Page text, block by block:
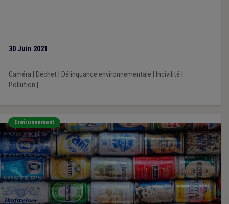
30 Juin 2021
Caméra Déchet| Délinquance environnementale Incivilité
Pollution
...
Environnement